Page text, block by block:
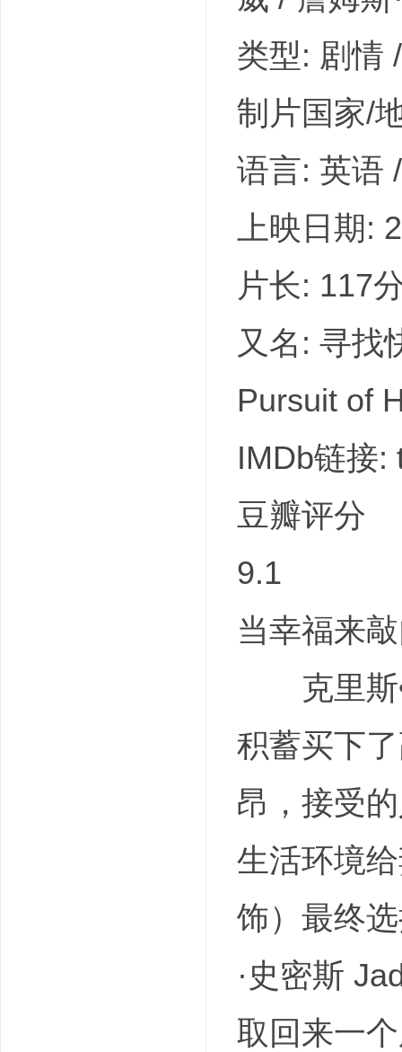
类型: 剧情
制片国家/
语言: 英语
上映日期:
片长: 117
又名: 寻找
Pursuit of
IMDb链接:
豆瓣评分
9.1
当幸福来敲
克里斯•
积蓄买下
昂，接受
生活环境
饰）最终
·史密斯
取回来一